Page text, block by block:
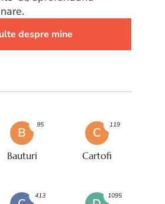
despre mine
B
Bauturi
95
C
Cartofi
119
413 1095